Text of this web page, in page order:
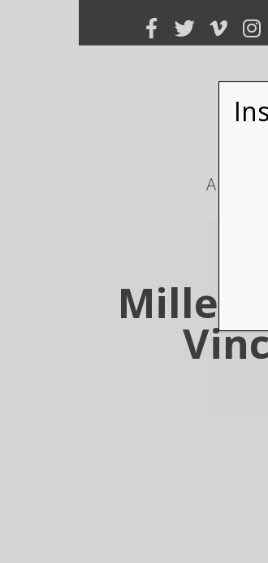
ART
Miller